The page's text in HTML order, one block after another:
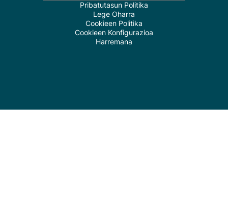
Pribatutasun Politika
Lege Oharra
Cookieen Politika
Cookieen Konfigurazioa
Harremana